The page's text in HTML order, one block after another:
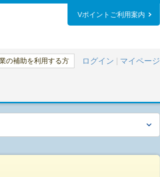
Vポイントご利用案内
の補助を利用する方 ログイン マイページ